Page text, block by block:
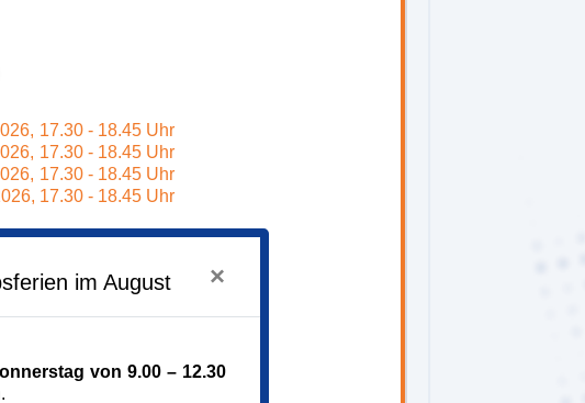
17.30 - 18.45 Uhr
17.30 - 18.45 Uhr
17.30 - 18.45 Uhr
17.30 - 18.45 Uhr
im August ×
von 9.00 – 12.30